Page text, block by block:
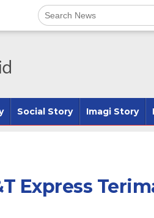
Social Story Imagi Story
Express